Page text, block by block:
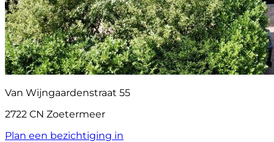
Van Wijngaardenstraat 55
2722 CN Zoetermeer
Plan een bezichtiging in